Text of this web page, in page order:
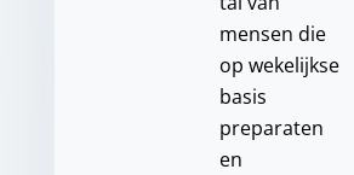
mensen die
op wekelijkse
basis
preparaten
en